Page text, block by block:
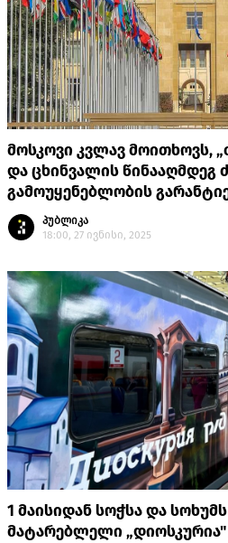
მოსკოვი კვლავ მოითხოვს,
და ცხინვალის წინააღმდეგ
გამოუყენებლობის
პუბლიკა
18:00, 27 ივნისი, 2025
1 მაისიდან სოჭსა და
მატარებლელი